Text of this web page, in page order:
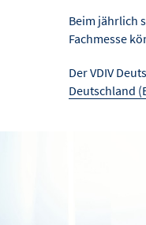
Beim jährlich
Fachmesse
Der VDIV
Deutschland